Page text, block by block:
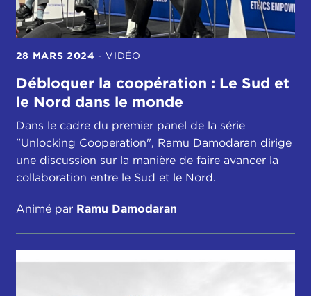
28 MARS 2024 - VIDÉO
Débloquer la coopération : Le Sud et
le Nord dans le monde
Dans le cadre du premier panel de la série
"Unlocking Cooperation", Ramu Damodaran dirige
une discussion sur la manière de faire avancer la
collaboration entre le Sud et le Nord.
Animé par Ramu Damodaran